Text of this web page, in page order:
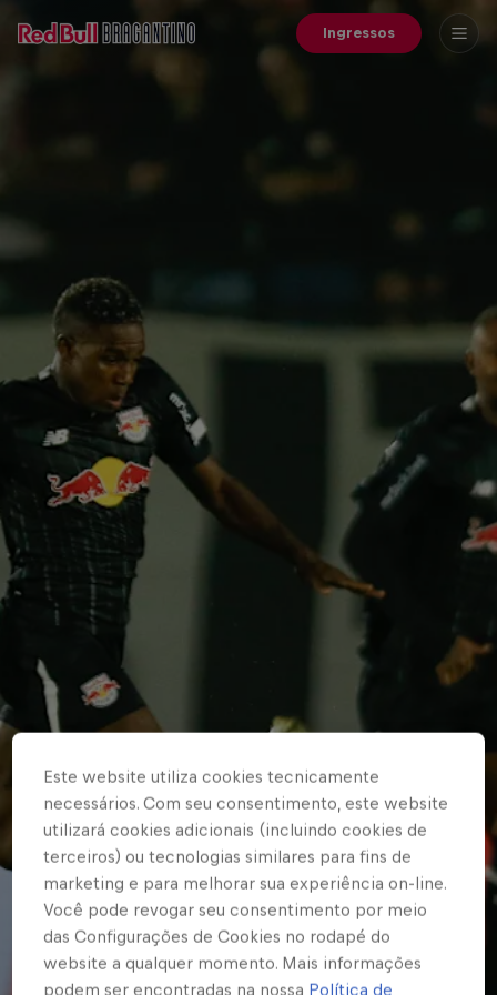
Ingressos
Este website utiliza cookies tecnicamente
necessários. Com seu consentimento, este website
utilizará cookies adicionais (incluindo cookies de
terceiros) ou tecnologias similares para fins de
marketing e para melhorar sua experiência on-line.
Você pode revogar seu consentimento por meio
das Configurações de Cookies no rodapé do
website a qualquer momento. Mais informações
podem ser encontradas na nossa Política de